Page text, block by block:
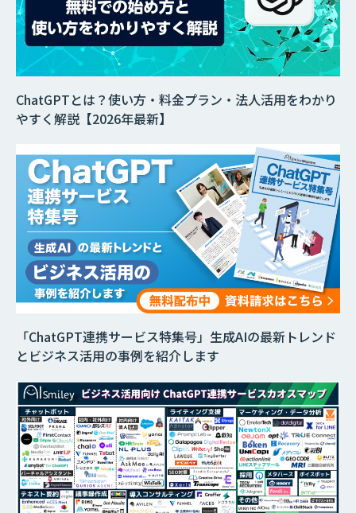
ChatGPTとは？使い方・料金プラン・法人活用をわかり
やすく解説【2026年最新】
「ChatGPT連携サービス特集号」生成AIの最新トレンド
とビジネス活用の事例を紹介します